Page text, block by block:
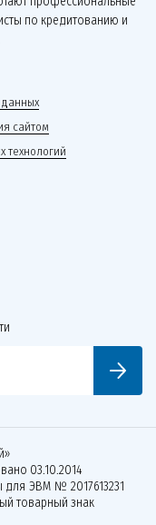
по кредитованию и
сайтом
технологий
03.10.2014
для ЭВМ № 2017613231
товарный знак